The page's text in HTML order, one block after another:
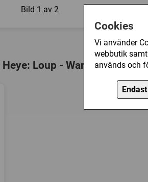
Cookies
Vi använder
webbutik
används och
Bild 1 av 2
Loup - Wanted! Paul